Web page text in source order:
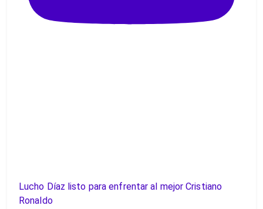
Lucho Díaz listo para enfrentar al mejor Cristiano
Ronaldo